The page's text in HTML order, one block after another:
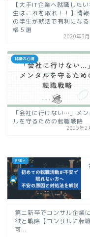
【大手IT企業へ就職した
生はこれを取れ！！】情報
の学生が就活で有利にな
格５選
2020年3
休職の心得
「会社に行けない…」メン
ルを守るための転職戦略
2025年2
第二新卒でコンサル企業
徴と戦略【コンサルに転
可...